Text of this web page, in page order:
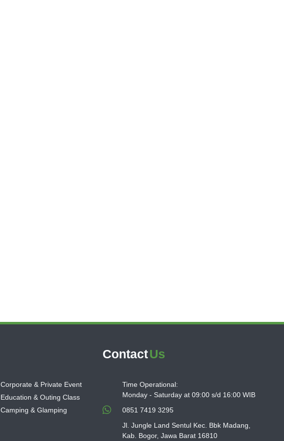
Corporate & Private Event
Education & Outing Class
Camping & Glamping
ContactUs
Time Operational:
Monday - Saturday at 09:00 s/d 16:00 WIB
0851 7419 3295
Jl. Jungle Land Sentul Kec. Bbk Madang,
Kab. Bogor, Jawa Barat 16810